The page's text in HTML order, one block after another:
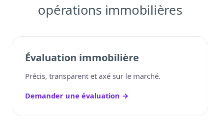
opérations immobilières
Évaluation immobilière
Précis, transparent et axé sur le marché.
Demander une évaluation →